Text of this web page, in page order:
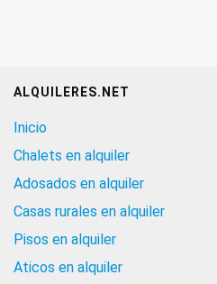
ALQUILERES.NET
Inicio
Chalets en alquiler
Adosados en alquiler
Casas rurales en alquiler
Pisos en alquiler
Aticos en alquiler